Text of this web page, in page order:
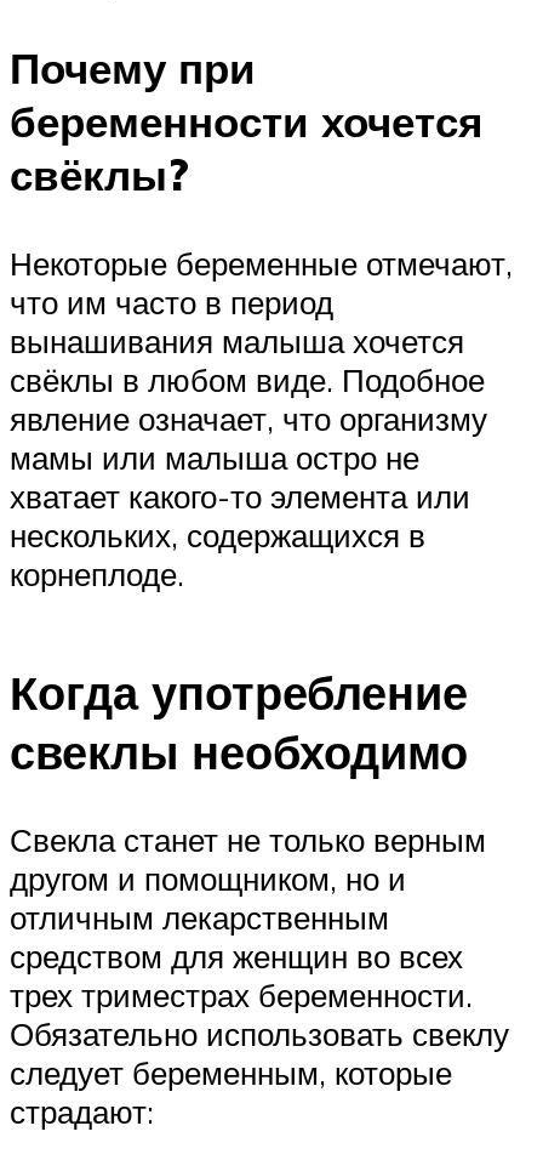
Почему при
беременности хочется
свёклы?
Некоторые беременные отмечают,
что им часто в период
вынашивания малыша хочется
свёклы в любом виде. Подобное
явление означает, что организму
мамы или малыша остро не
хватает какого-то элемента или
нескольких, содержащихся в
корнеплоде.
Когда употребление
свеклы необходимо
Свекла станет не только верным
другом и помощником, но и
отличным лекарственным
средством для женщин во всех
трех триместрах беременности.
Обязательно использовать свеклу
следует беременным, которые
страдают: